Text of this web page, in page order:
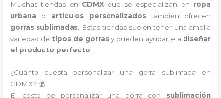
Muchas tiendas en CDMX que se especializan en ropa
urbana o artículos personalizados también ofrecen
gorras sublimadas . Estas tiendas suelen tener una amplia
variedad de tipos de gorrasy pueden ayudarte a diseñar
el producto perfecto
¿Cuánto cuesta personalizar una gorra sublimada en
CDMX? 💰
El costo de personalizar una gorra con sublimación